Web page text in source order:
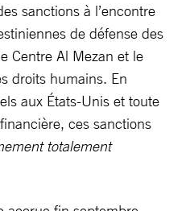
sanctions à l’encontre
de défense des
Centre Al Mezan et le
droits humains. En
aux États-Unis et toute
ces sanctions
totalement